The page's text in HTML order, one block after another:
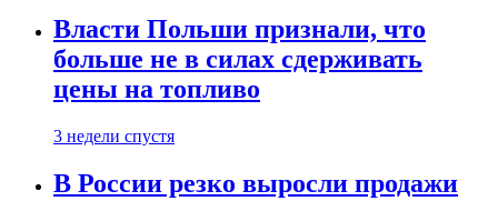
Власти Польши признали, что
больше не в силах сдерживать
цены на топливо
3 недели спустя
В России резко выросли продажи